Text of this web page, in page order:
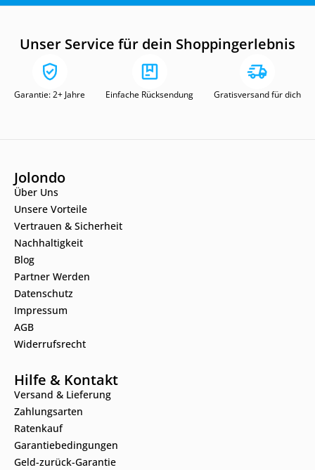
Unser Service für dein Shoppingerlebnis
Garantie: 2+ Jahre Einfache Rücksendung Gratisversand für dich
Jolondo
Über Uns
Unsere Vorteile
Vertrauen & Sicherheit
Nachhaltigkeit
Blog
Partner Werden
Datenschutz
Impressum
AGB
Widerrufsrecht
Hilfe & Kontakt
Versand & Lieferung
Zahlungsarten
Ratenkauf
Garantiebedingungen
Geld-zurück-Garantie